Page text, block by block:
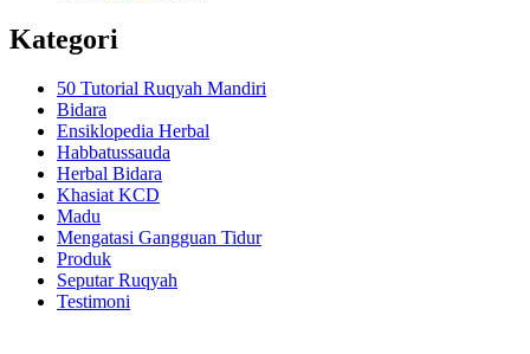
Kategori
50 Tutorial Ruqyah Mandiri
Bidara
Ensiklopedia Herbal
Habbatussauda
Herbal Bidara
Khasiat KCD
Madu
Mengatasi Gangguan Tidur
Produk
Seputar Ruqyah
Testimoni